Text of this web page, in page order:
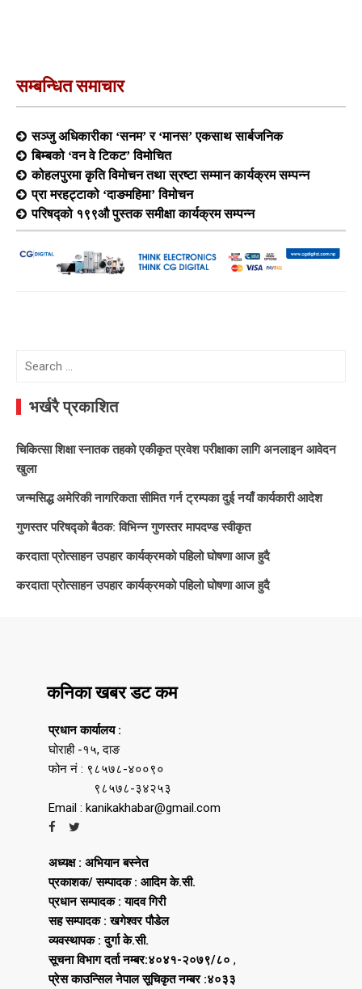
सम्बन्धित समाचार
सञ्जु अधिकारीका ‘सनम’ र ‘मानस’ एकसाथ सार्बजनिक
बिम्बको ‘वन वे टिकट’ विमोचित
कोहलपुरमा कृति विमोचन तथा स्रष्टा सम्मान कार्यक्रम सम्पन्न
प्रा मरहट्टाको ‘दाङमहिमा’ विमोचन
परिषद्को १९९औ पुस्तक समीक्षा कार्यक्रम सम्पन्न
Search
भर्खरै प्रकाशित
चिकित्सा शिक्षा स्नातक तहको एकीकृत प्रवेश परीक्षाका लागि अनलाइन आवेदन
खुला
जन्मसिद्ध अमेरिकी नागरिकता सीमित गर्न ट्रम्पका दुई नयाँ कार्यकारी आदेश
गुणस्तर परिषद्को बैठक: विभिन्न गुणस्तर मापदण्ड स्वीकृत
करदाता प्रोत्साहन उपहार कार्यक्रमको पहिलो घोषणा आज हुदै
करदाता प्रोत्साहन उपहार कार्यक्रमको पहिलो घोषणा आज हुदै
कनिका खबर डट कम
प्रधान कार्यालय :
घोराही -१५, दाङ
फोन नं : ९८५७८-४००९०
९८५७८-३४२५३
Email : kanikakhabar@gmail.com
अध्यक्ष : अभियान बस्नेत
प्रकाशक/ सम्पादक : आदिम के.सी.
प्रधान सम्पादक : यादव गिरी
सह सम्पादक : खगेश्वर पौडेल
व्यवस्थापक : दुर्गा के.सी.
सूचना विभाग दर्ता नम्बर:४०४१-२०७९/८० ,
प्रेस काउन्सिल नेपाल सूचिकृत नम्बर :४०३३